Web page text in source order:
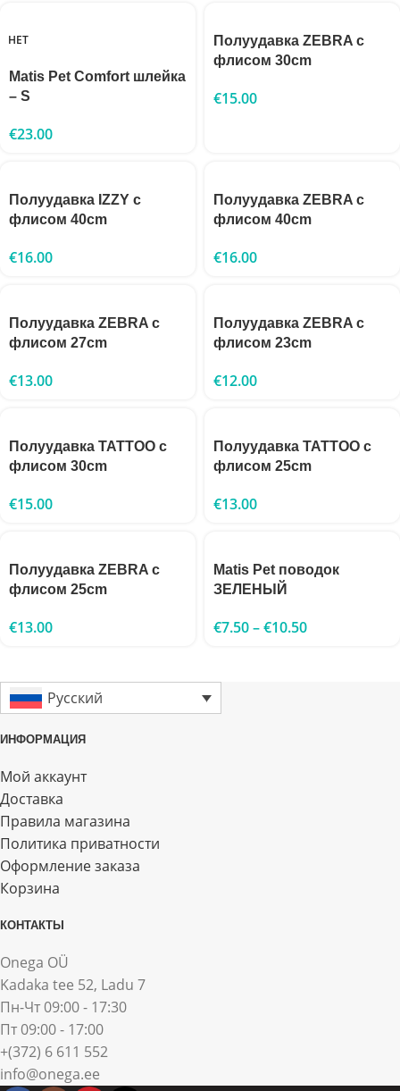
НЕТ
Matis Pet Comfort шлейка
– S
€23.00
Полуудавка ZEBRA с
флисом 30cm
€15.00
Полуудавка IZZY с
флисом 40cm
€16.00
Полуудавка ZEBRA с
флисом 40cm
€16.00
Полуудавка ZEBRA с
флисом 27cm
€13.00
Полуудавка ZEBRA с
флисом 23cm
€12.00
Полуудавка TATTOO с
флисом 30cm
€15.00
Полуудавка TATTOO с
флисом 25cm
€13.00
Полуудавка ZEBRA с
флисом 25cm
€13.00
Matis Pet поводок
ЗЕЛЕНЫЙ
€7.50–€10.50
Русский
ИНФОРМАЦИЯ
Мой аккаунт
Доставка
Правила магазина
Политика приватности
Оформление заказа
Корзина
КОНТАКТЫ
Onega OÜ
Kadaka tee 52, Ladu 7
Пн-Чт 09:00 - 17:30
Пт 09:00 - 17:00
+(372) 6 611 552
info@onega.ee